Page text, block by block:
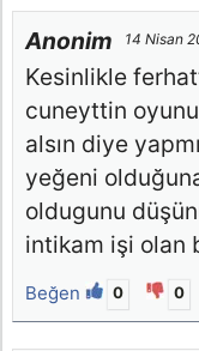
Anonim 14 Nisan
Kesinlikle
cuneyttin
alsın diye
yeğeni
oldugunu
intikam işi olan
Beğen 0 0